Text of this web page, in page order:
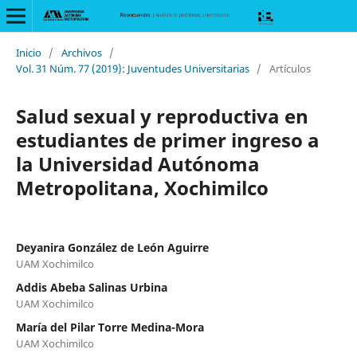
Inicio / Archivos /
Vol. 31 Núm. 77 (2019): Juventudes Universitarias / Artículos
Salud sexual y reproductiva en
estudiantes de primer ingreso a
la Universidad Autónoma
Metropolitana, Xochimilco
Deyanira González de León Aguirre
UAM Xochimilco
Addis Abeba Salinas Urbina
UAM Xochimilco
María del Pilar Torre Medina-Mora
UAM Xochimilco